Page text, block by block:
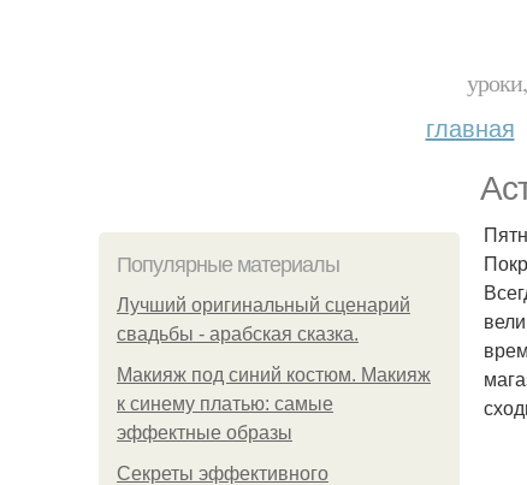
главная
Популярные материалы
Лучший оригинальный сценарий
свадьбы - арабская сказка.
Макияж под синий костюм. Макияж
к синему платью: самые
эффектные образы
Секреты эффективного